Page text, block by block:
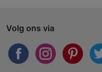
Volg ons via